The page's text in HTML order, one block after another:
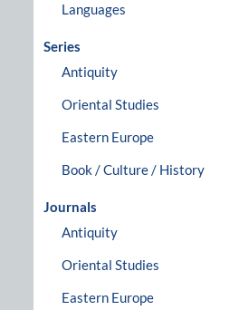
Languages
Series
Antiquity
Oriental Studies
Eastern Europe
Book / Culture / History
Journals
Antiquity
Oriental Studies
Eastern Europe